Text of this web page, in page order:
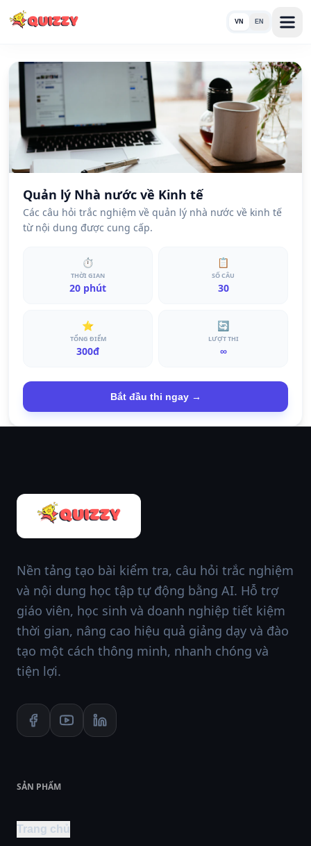
VN EN
Quản lý Nhà nước về Kinh tế
Các câu hỏi trắc nghiệm về quản lý nhà nước về kinh tế
từ nội dung được cung cấp.
⏱
THỜI GIAN
20 phút
📋
SỐ CÂU
30
⭐
TỔNG ĐIỂM
300đ
🔄
LƯỢT THI
∞
Bắt đầu thi ngay →
Nền tảng tạo bài kiểm tra, câu hỏi trắc nghiệm
và nội dung học tập tự động bằng AI. Hỗ trợ
giáo viên, học sinh và doanh nghiệp tiết kiệm
thời gian, nâng cao hiệu quả giảng dạy và đào
tạo một cách thông minh, nhanh chóng và
tiện lợi.
SẢN PHẨM
Trang chủ